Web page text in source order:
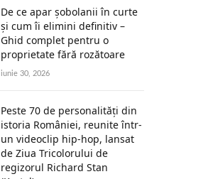
De ce apar șobolanii în curte
și cum îi elimini definitiv –
Ghid complet pentru o
proprietate fără rozătoare
iunie 30, 2026
Peste 70 de personalități din
istoria României, reunite într-
un videoclip hip-hop, lansat
de Ziua Tricolorului de
regizorul Richard Stan